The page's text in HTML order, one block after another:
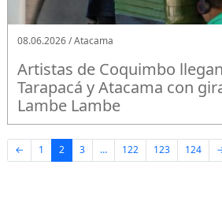
08.06.2026 / Atacama
Artistas de Coquimbo
Tarapacá y Atacama con
Lambe Lambe
← 1 2 3 … 122 123 124